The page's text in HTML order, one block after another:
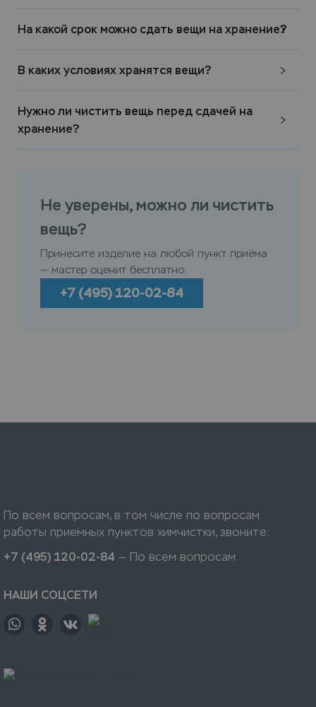
На какой срок можно сдать вещи на хранение?
В каких условиях хранятся вещи?
Нужно ли чистить вещь перед сдачей на
хранение?
Не уверены, можно ли чистить
вещь?
Принесите изделие на любой пункт приёма
— мастер оценит бесплатно.
+7 (495) 120-02-84
По всем вопросам, в том числе по вопросам
работы приемных пунктов химчистки, звоните:
+7 (495) 120-02-84 — По всем вопросам
НАШИ СОЦСЕТИ